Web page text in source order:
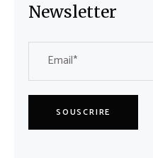
Newsletter
SOUSCRIRE